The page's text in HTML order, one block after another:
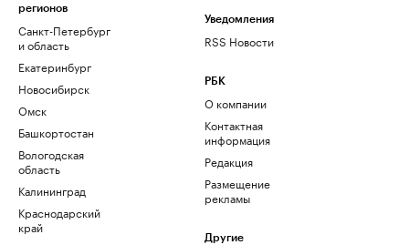
регионов
Санкт-Петербург
и область
Екатеринбург
Новосибирск
Омск
Башкортостан
Вологодская
область
Калининград
Краснодарский
край
Уведомления
RSS Новости
РБК
О компании
Контактная
информация
Редакция
Размещение
рекламы
Другие